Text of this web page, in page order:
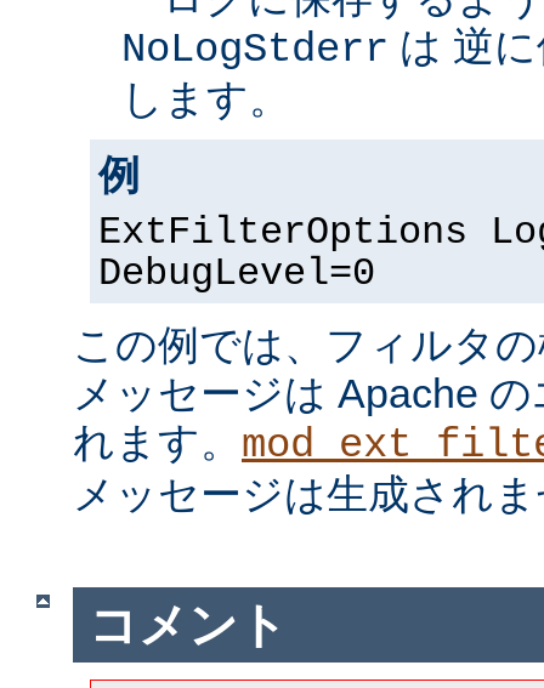
NoLogStderr は 逆
します。
例
ExtFilterOptions
DebugLevel=0
この例では、フィルタ
メッセージは Apache
れます。
メッセージは生成され
コメント